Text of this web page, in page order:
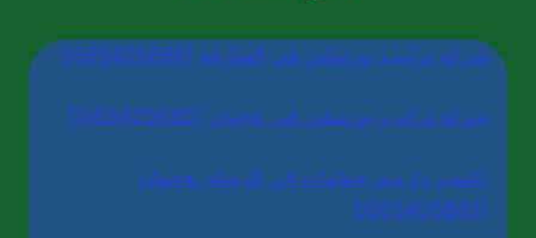
شركة تركيب بورسلين في الشارقة |0565405680
شركة تركيب بورسلين في عجمان |0565405680
تكسير وترميم حمامات في الرميلة بعجمان